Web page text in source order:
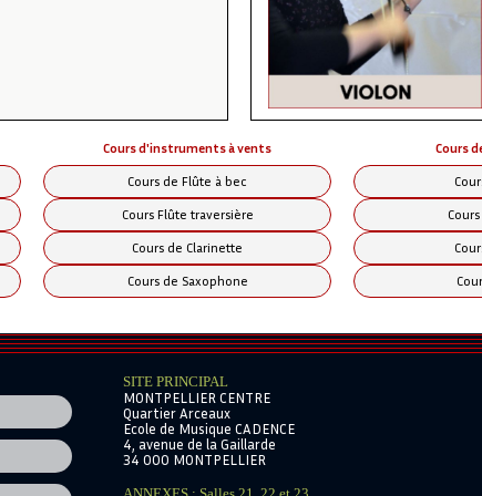
cours collectifs (pas de cours pendant les vacances
d'un cours individuel (se renseigner).
ATELIERS proposent de la MUSIQUE d'ENSEMBLE
renseignez-vous auprès du secrétariat.
Cours d'instruments à vents
Cours de Flûte à bec
Cours Flûte traversière
Cours de Clarinette
Cours de Saxophone
Cours
SITE PRINCIPAL
MONTPELLIER CENTRE
Quartier Arceaux
Ecole de Musique CADENCE
4, avenue de la Gaillarde
34 000 MONTPELLIER